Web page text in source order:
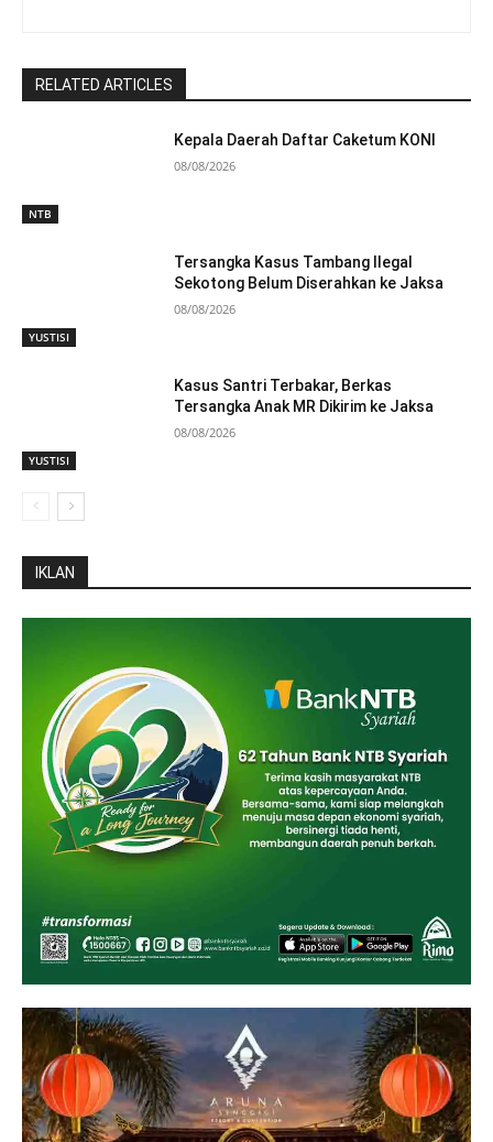
RELATED ARTICLES
NTB
Kepala Daerah Daftar Caketum KONI
08/08/2026
YUSTISI
Tersangka Kasus Tambang Ilegal
Sekotong Belum Diserahkan ke Jaksa
08/08/2026
YUSTISI
Kasus Santri Terbakar, Berkas
Tersangka Anak MR Dikirim ke Jaksa
08/08/2026
IKLAN